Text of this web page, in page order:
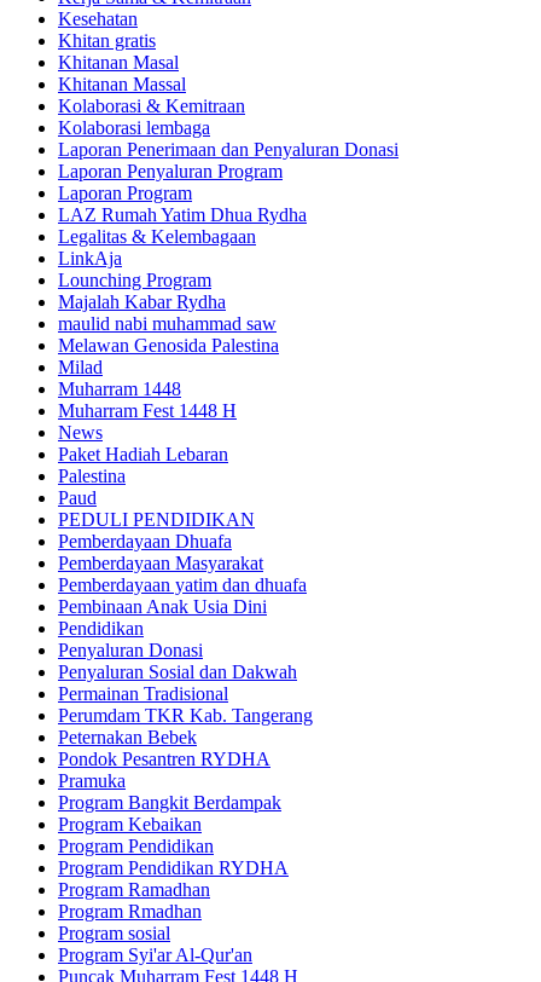
Kesehatan
Khitan gratis
Khitanan Masal
Khitanan Massal
Kolaborasi & Kemitraan
Kolaborasi lembaga
Laporan Penerimaan dan Penyaluran Donasi
Laporan Penyaluran Program
Laporan Program
LAZ Rumah Yatim Dhua Rydha
Legalitas & Kelembagaan
LinkAja
Lounching Program
Majalah Kabar Rydha
maulid nabi muhammad saw
Melawan Genosida Palestina
Milad
Muharram 1448
Muharram Fest 1448 H
News
Paket Hadiah Lebaran
Palestina
Paud
PEDULI PENDIDIKAN
Pemberdayaan Dhuafa
Pemberdayaan Masyarakat
Pemberdayaan yatim dan dhuafa
Pembinaan Anak Usia Dini
Pendidikan
Penyaluran Donasi
Penyaluran Sosial dan Dakwah
Permainan Tradisional
Perumdam TKR Kab. Tangerang
Peternakan Bebek
Pondok Pesantren RYDHA
Pramuka
Program Bangkit Berdampak
Program Kebaikan
Program Pendidikan
Program Pendidikan RYDHA
Program Ramadhan
Program Rmadhan
Program sosial
Program Syi'ar Al-Qur'an
Puncak Muharram Fest 1448 H